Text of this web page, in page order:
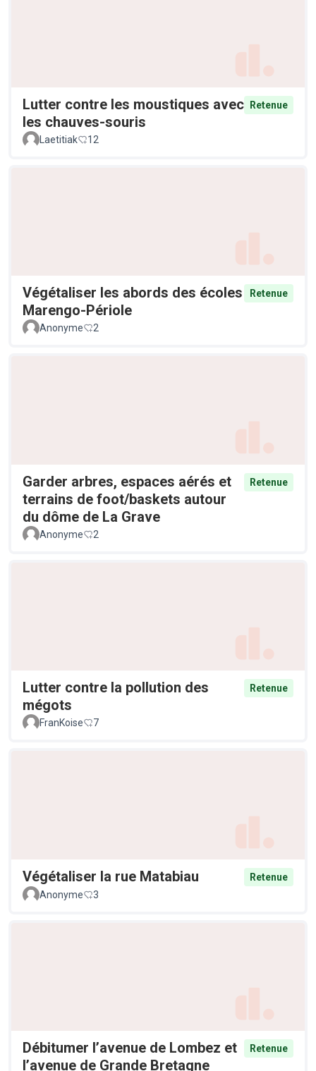
Lutter contre les moustiques avec
les chauves-souris
Retenue
Laetitiak 12
Végétaliser les abords des écoles
Marengo-Périole
Retenue
Anonyme 2
Garder arbres, espaces aérés et
terrains de foot/baskets autour
du dôme de La Grave
Retenue
Anonyme 2
Lutter contre la pollution des
mégots
Retenue
FranKoise 7
Végétaliser la rue Matabiau
Retenue
Anonyme
3
Débitumer l’avenue de Lombez et
l’avenue de Grande Bretagne
Retenue